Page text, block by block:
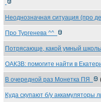
Неоднозначная ситуация (про
Про Тургенева ^^
Потрясающе, какой умный
ОАКЗВ: помогите найти в
В очередной раз Монетка ПЯ
Куда скупают б/у аккамуляторы